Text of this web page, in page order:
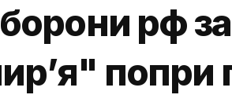
рф
попри